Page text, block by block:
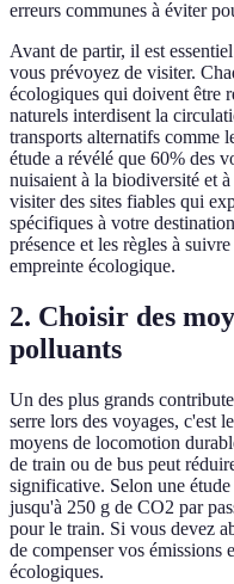
erreurs communes à éviter
Avant de partir, il est
vous prévoyez de visiter.
écologiques qui doivent être
naturels interdisent la
transports alternatifs comme
étude a révélé que 60% des
nuisaient à la biodiversité et
visiter des sites fiables qui
spécifiques à votre
présence et les règles à
empreinte écologique.
2. Choisir des
polluants
Un des plus grands
serre lors des voyages, c'est
moyens de locomotion
de train ou de bus peut
significative. Selon une étude
jusqu'à 250 g de CO2 par
pour le train. Si vous devez
de compenser vos émissions
écologiques.